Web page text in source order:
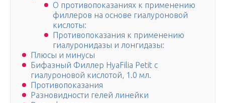
О противопоказаниях к применению
филлеров на основе гиалуроновой
кислоты:
Противопоказания к применению
гиалуронидазы и лонгидазы:
Плюсы и минусы
Бифазный Филлер HyaFilia Petit с
гиалуроновой кислотой, 1.0 мл.
Противопоказания
Разновидности гелей линейки